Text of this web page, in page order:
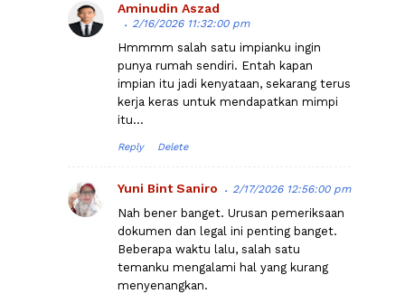
Aminudin Aszad
2/16/2026 11:32:00 pm
Hmmmm salah satu impianku ingin
punya rumah sendiri. Entah kapan
impian itu jadi kenyataan, sekarang terus
kerja keras untuk mendapatkan mimpi
itu...
Reply Delete
Yuni Bint Saniro 2/17/2026 12:56:00 pm
Nah bener banget. Urusan pemeriksaan
dokumen dan legal ini penting banget.
Beberapa waktu lalu, salah satu
temanku mengalami hal yang kurang
menyenangkan.